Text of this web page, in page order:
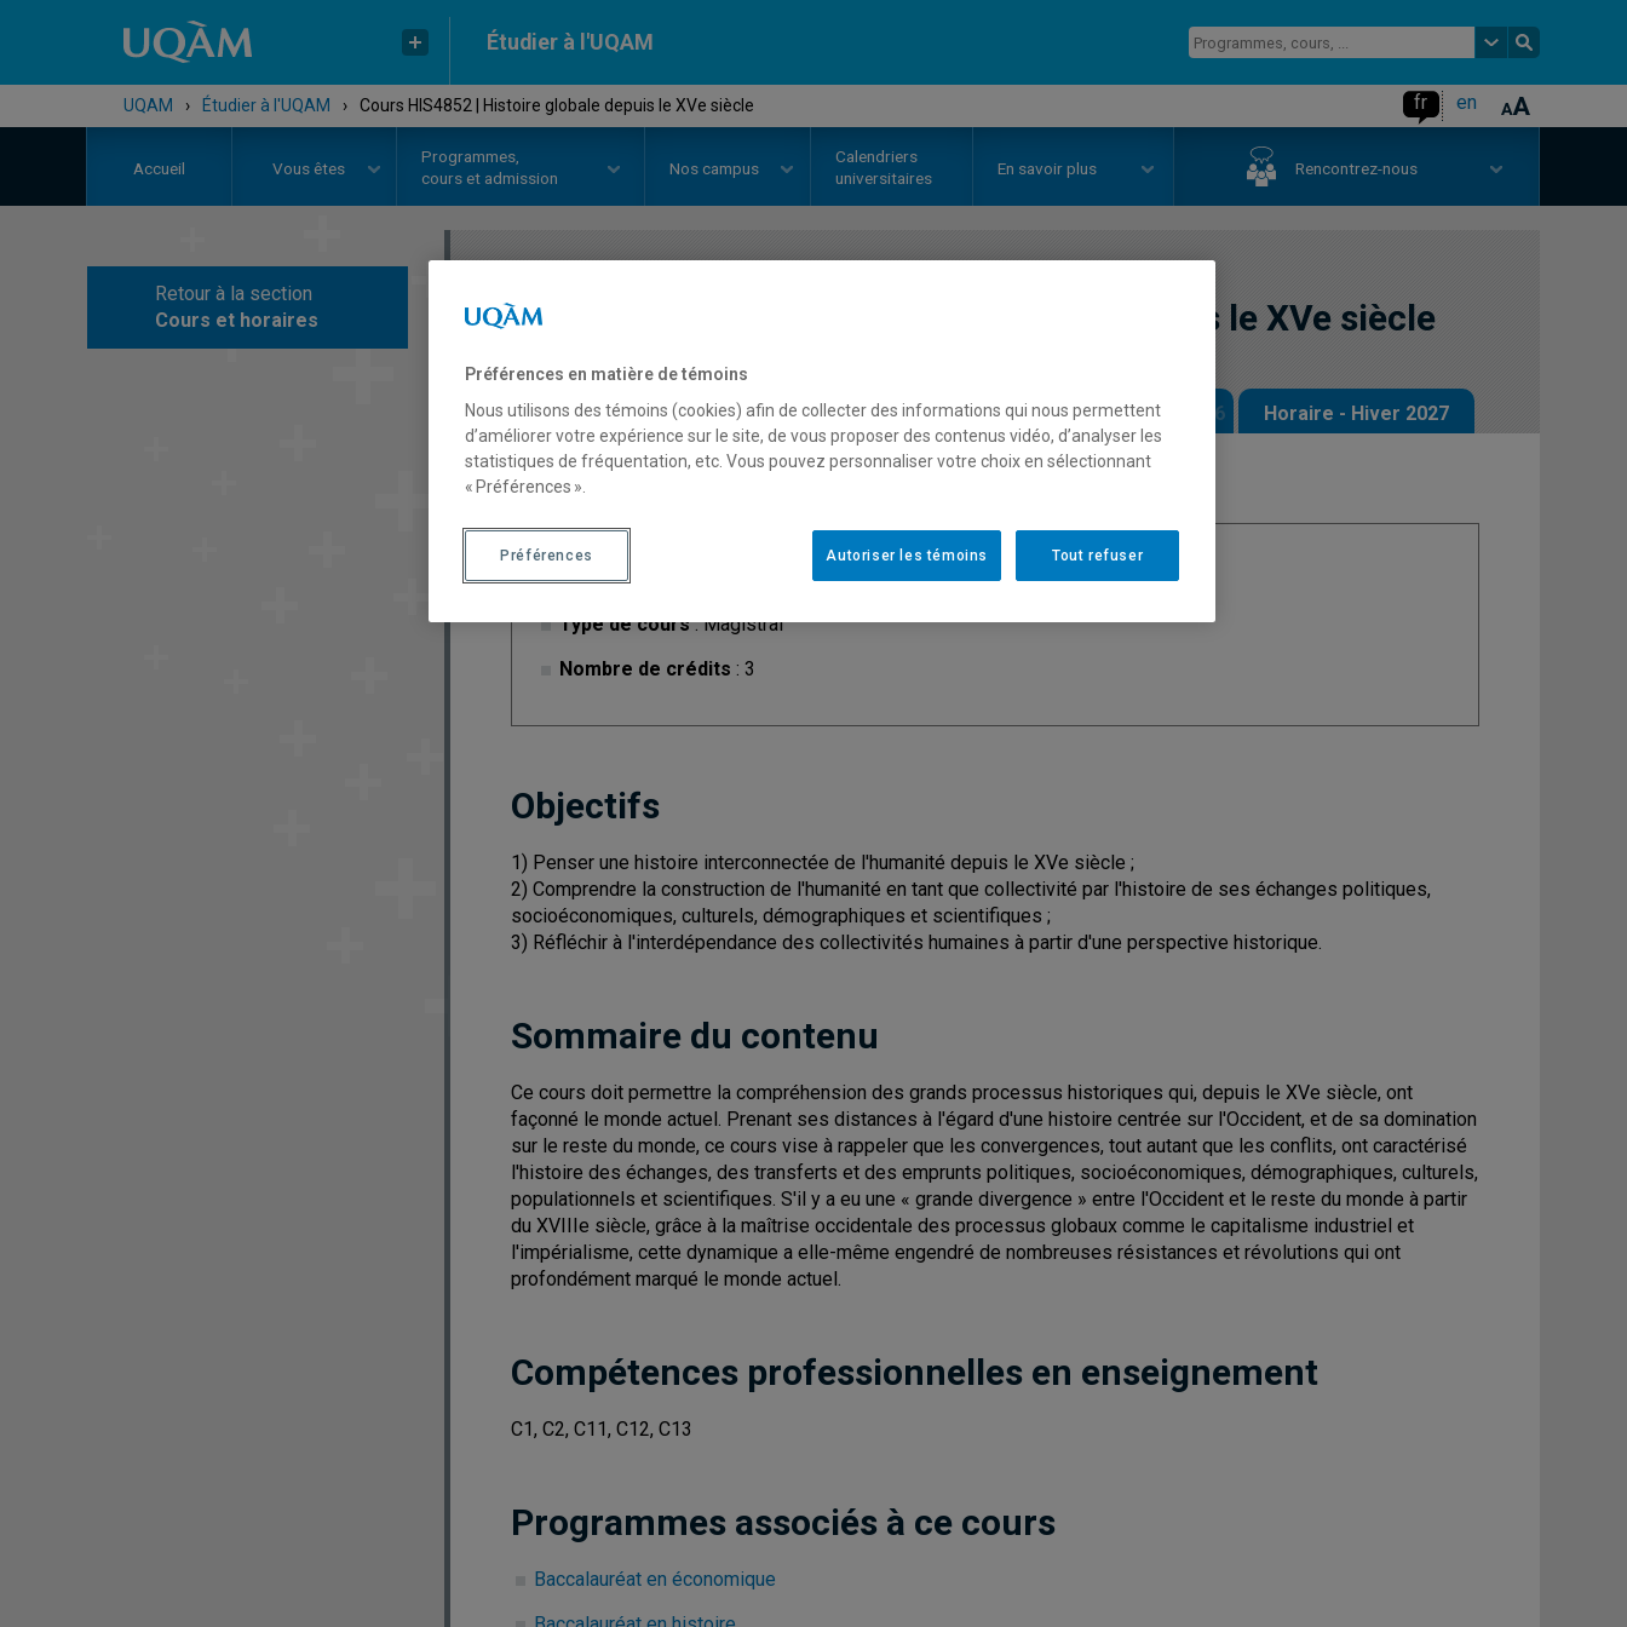
Étudier à l'UQAM
UQAM › Étudier à l'UQAM › Cours HIS4852 | Histoire globale depuis le XVe siècle fr en
Accueil Vous êtes
Programmes,
cours et admission
Nos campus
Calendriers
universitaires
En savoir plus Rencontrez-nous
Retour à la section
Cours et horaires
COURS Histoire globale depuis le XVe siècle
Description Horaire - Été 2026 Horaire - Automne 2026 Horaire - Hiver 2027
Cycle: 1
Type de cours: Magistral
Nombre de crédits : 3
Discipline: Histoire
Objectifs
1) Penser une histoire interconnectée de l'humanité depuis le XVe siècle ;
2) Comprendre la construction de l'humanité en tant que collectivité par l'histoire de ses échanges politiques,
socioéconomiques, culturels, démographiques et scientifiques ;
3) Réfléchir à l'interdépendance des collectivités humaines à partir d'une perspective historique.
Sommaire du contenu
Ce cours doit permettre la compréhension des grands processus historiques qui, depuis le XVe siècle, ont
façonné le monde actuel. Prenant ses distances à l'égard d'une histoire centrée sur l'Occident, et de sa domination
sur le reste du monde, ce cours vise à rappeler que les convergences, tout autant que les conflits, ont caractérisé
l'histoire des échanges, des transferts et des emprunts politiques, socioéconomiques, démographiques, culturels,
populationnels et scientifiques. S'il y a eu une « grande divergence » entre l'Occident et le reste du monde à partir
du XVIIIe siècle, grâce à la maîtrise occidentale des processus globaux comme le capitalisme industriel et
l'impérialisme, cette dynamique a elle-même engendré de nombreuses résistances et révolutions qui ont
profondément marqué le monde actuel.
Compétences professionnelles en enseignement
C1, C2, C11, C12, C13
Programmes associés à ce cours
Baccalauréat en économique
Préférences en matière de témoins
Nous utilisons des témoins (cookies) afin de collecter des informations qui nous permettent
d’améliorer votre expérience sur le site, de vous proposer des contenus vidéo, d’analyser les
statistiques de fréquentation, etc. Vous pouvez personnaliser votre choix en sélectionnant
« Préférences ».
Tout refuser
Autoriser les témoins
Préférences